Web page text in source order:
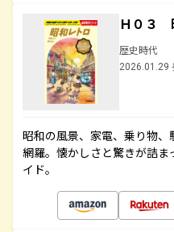
Ｈ０３
歴史時代
2026.01.29
昭和の風景、家電、乗り物
網羅。懐かしさと驚きが詰
イド。